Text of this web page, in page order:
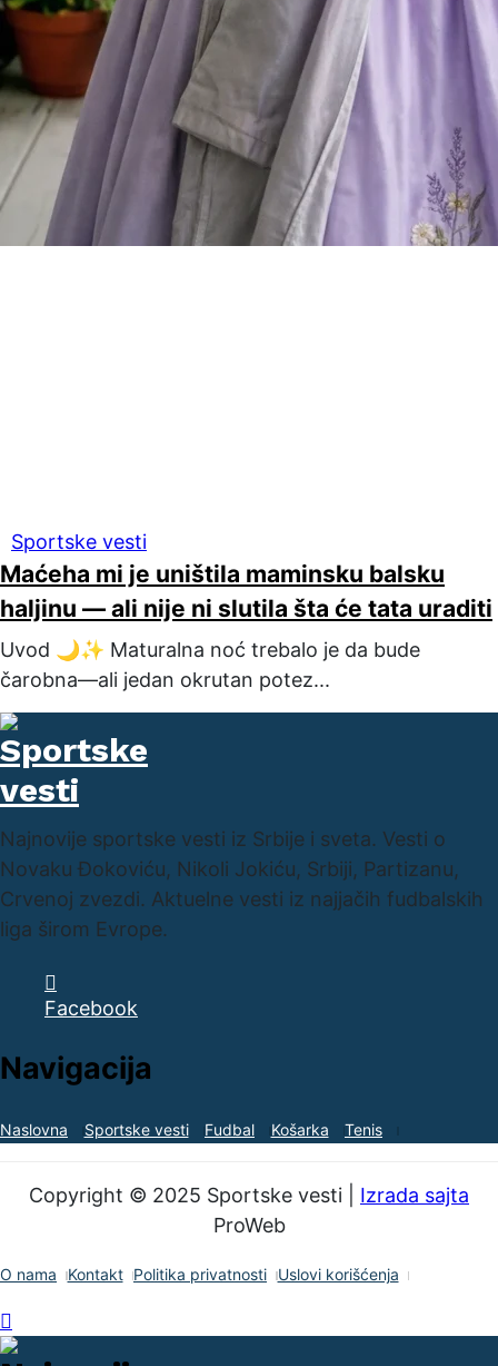
Sportske vesti
Maćeha mi je uništila maminsku balsku
haljinu — ali nije ni slutila šta će tata uraditi
Uvod 🌙✨ Maturalna noć trebalo je da bude
čarobna—ali jedan okrutan potez...
Najnovije sportske vesti iz Srbije i sveta. Vesti o
Novaku Đokoviću, Nikoli Jokiću, Srbiji, Partizanu,
Crvenoj zvezdi. Aktuelne vesti iz najjačih fudbalskih
liga širom Evrope.
Facebook
Navigacija
Naslovna Sportske vesti Fudbal Košarka Tenis
Copyright © 2025 Sportske vesti | Izrada sajta
ProWeb
O nama Kontakt Politika privatnosti Uslovi korišćenja